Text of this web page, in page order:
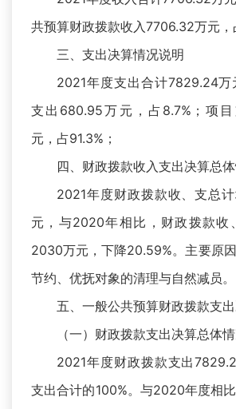
共预算财政拨款收入7706.32万元，
三、支出决算情况说明
2021年度支出合计7829.24万
支出680.95万元，占8.7%；项
元，占91.3%；
四、财政拨款收入支出决算总
2021年度财政拨款收、支总
元，与2020年相比，财政拨款收
2030万元，下降20.59%。主要原
节约、优抚对象的清理与自然减员。
五、一般公共预算财政拨款支
（一）财政拨款支出决算总体
2021年度财政拨款支出
支出合计的100%。与2020年度相